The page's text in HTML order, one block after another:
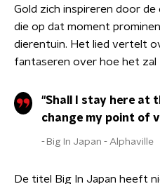
Gold zich inspireren door
die op dat moment
dierentuin. Het lied vertelt
fantaseren over hoe het zal
"Shall I stay here at
change my point of
Big In Japan - Alphaville
De titel Big In Japan heeft